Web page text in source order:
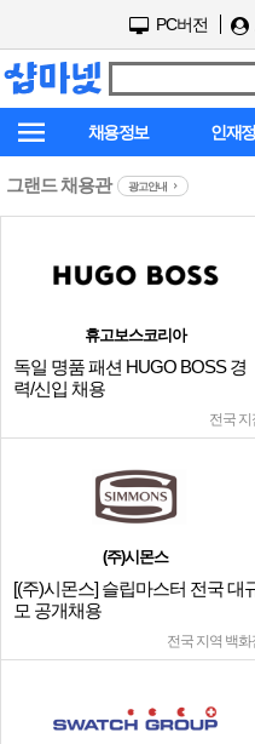
PC버전
채용정보 인재
그랜드 채용관 광고안내
휴고보스코리아
독일 명품 패션 HUGO BOSS 경
력/신입 채용
전국 지
(주)시몬스
[(주)시몬스] 슬립마스터 전국 대
모 공개채용
전국 지역 백화